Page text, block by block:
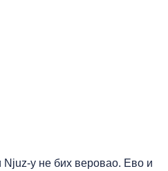
Njuz-у не бих веровао. Ево и